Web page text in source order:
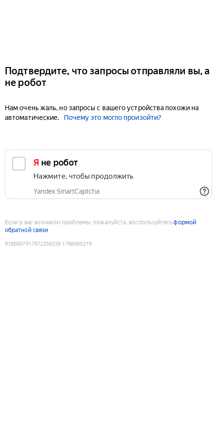
Подтвердите, что запросы отправляли вы, а
не робот
Нам очень жаль, но запросы с вашего устройства похожи на
автоматические.
Почему это могло произойти?
Я не робот
Нажмите, чтобы продолжить
Yandex SmartCaptcha
Если у вас возникли проблемы, пожалуйста, воспользуйтесьформой
обратной связи
9180007917872258339:1786060219